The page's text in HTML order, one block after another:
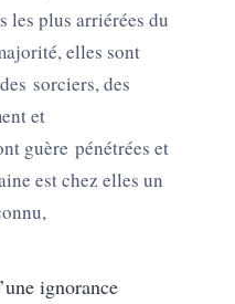
les plus arriérées du
elles sont
sorciers, des
et
guère pénétrées et
est chez elles un
ignorance